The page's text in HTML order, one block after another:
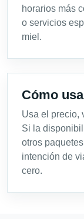
horarios más
o servicios
miel.
Cómo
Usa el precio,
Si la
otros
intención de
cero.